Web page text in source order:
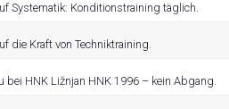
Systematik: Konditionstraining täglich.
die Kraft von Techniktraining.
HNK Ližnjan HNK 1996 – kein Abgang.